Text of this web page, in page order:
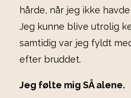
hårde, når jeg ikke
Jeg kunne blive utrolig
samtidig var jeg fyldt
efter bruddet.
Jeg følte mig SÅ alene.